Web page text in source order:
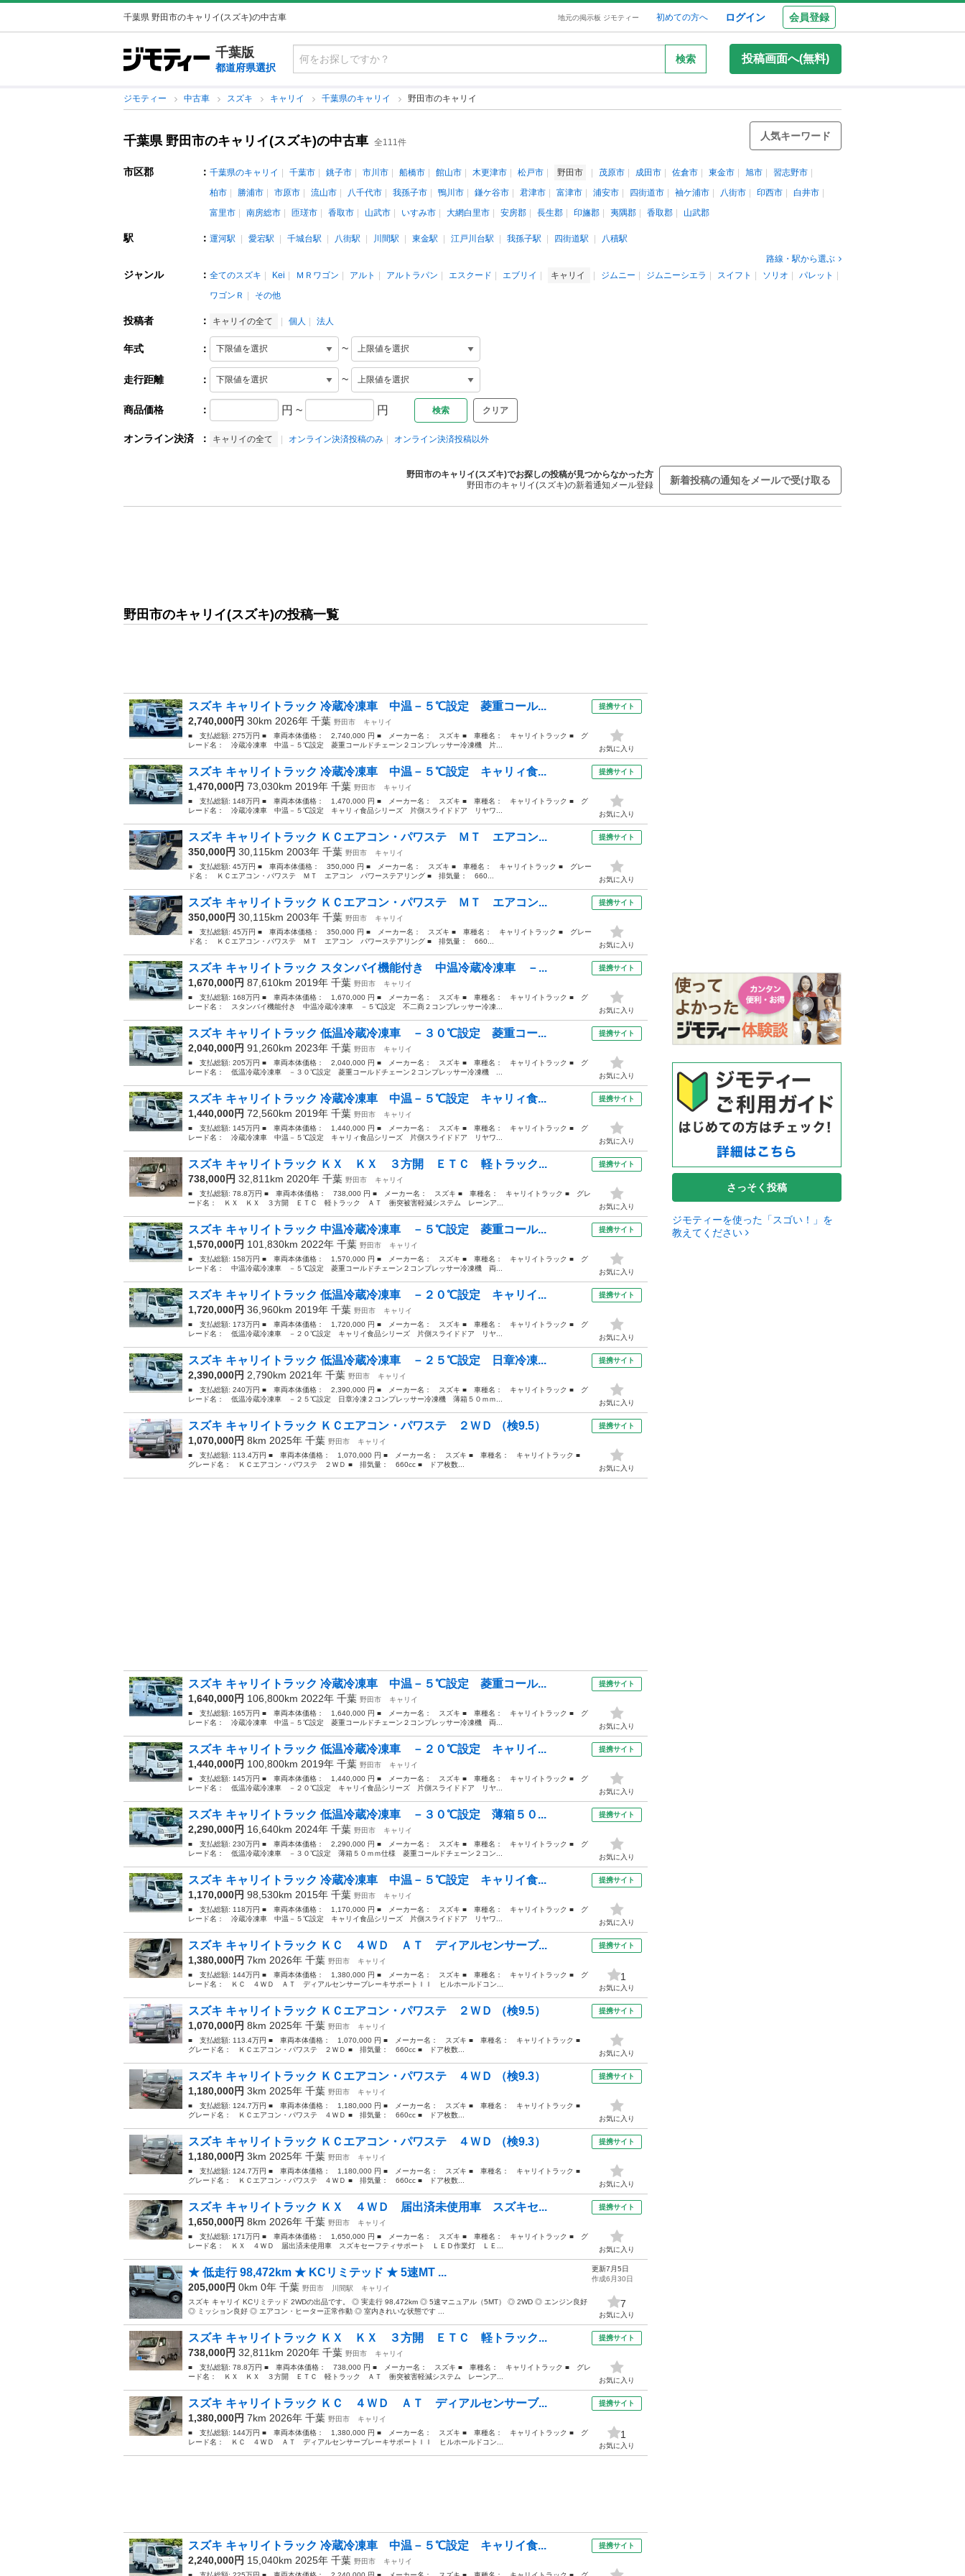
千葉県 野田市のキャリイ(スズキ)の中古車 地元の掲示板 ジモティー 初めての方へ ログイン 会員登録
千葉版
都道府県選択
検索 投稿画面へ(無料)
ジモティー 中古車 スズキ キャリイ 千葉県のキャリイ 野田市のキャリイ
千葉県 野田市のキャリイ(スズキ)の中古車 全111件
人気キーワード
市区郡 ： 千葉県のキャリイ 千葉市 銚子市 市川市 船橋市 館山市 木更津市 松戸市 野田市 茂原市 成田市 佐倉市 東金市 旭市
習志野市
柏市
勝浦市 市原市 流山市 八千代市 我孫子市 鴨川市 鎌ケ谷市 君津市 富津市 浦安市 四街道市 袖ケ浦市 八街市 印西市
白井市
富里市
南房総市 匝瑳市 香取市 山武市 いすみ市 大網白里市 安房郡 長生郡 印旛郡 夷隅郡 香取郡 山武郡
駅 ： 運河駅 愛宕駅 千城台駅 八街駅 川間駅 東金駅 江戸川台駅 我孫子駅 四街道駅
八積駅
路線・駅から選ぶ
ジャンル ： 全てのスズキ Kei ＭＲワゴン アルト アルトラパン エスクード エブリイ キャリイ ジムニー ジムニーシエラ スイフト ソリオ
パレット
ワゴンＲ
その他
投稿者 ： キャリイの全て 個人 法人
年式 ： ~
走行距離 ： ~
商品価格 ： 円 ~ 円 クリア
オンライン決済 ： キャリイの全て オンライン決済投稿のみ オンライン決済投稿以外
野田市のキャリイ(スズキ)でお探しの投稿が見つからなかった方
野田市のキャリイ(スズキ)の新着通知メール登録
新着投稿の通知をメールで受け取る
野田市のキャリイ(スズキ)の投稿一覧
スズキ キャリイトラック 冷蔵冷凍車 中温－５℃設定 菱重コール...
2,740,000円 30km 2026年 千葉 野田市
キャリイ
■ 支払総額: 275万円 ■ 車両本体価格： 2,740,000 円 ■ メーカー名： スズキ ■ 車種名： キャリイトラック ■ グ
レード名： 冷蔵冷凍車 中温－５℃設定 菱重コールドチェーン２コンプレッサー冷凍機 片...
提携サイト
お気に入り
スズキ キャリイトラック 冷蔵冷凍車 中温－５℃設定 キャリィ食...
1,470,000円 73,030km 2019年 千葉 野田市
キャリイ
■ 支払総額: 148万円 ■ 車両本体価格： 1,470,000 円 ■ メーカー名： スズキ ■ 車種名： キャリイトラック ■ グ
レード名： 冷蔵冷凍車 中温－５℃設定 キャリィ食品シリーズ 片側スライドドア リヤワ...
提携サイト
お気に入り
スズキ キャリイトラック ＫＣエアコン・パワステ ＭＴ エアコン...
350,000円 30,115km 2003年 千葉 野田市
キャリイ
■ 支払総額: 45万円 ■ 車両本体価格： 350,000 円 ■ メーカー名： スズキ ■ 車種名： キャリイトラック ■ グレー
ド名： ＫＣエアコン・パワステ ＭＴ エアコン パワーステアリング ■ 排気量： 660...
提携サイト
お気に入り
スズキ キャリイトラック ＫＣエアコン・パワステ ＭＴ エアコン...
350,000円 30,115km 2003年 千葉 野田市
キャリイ
■ 支払総額: 45万円 ■ 車両本体価格： 350,000 円 ■ メーカー名： スズキ ■ 車種名： キャリイトラック ■ グレー
ド名： ＫＣエアコン・パワステ ＭＴ エアコン パワーステアリング ■ 排気量： 660...
提携サイト
お気に入り
スズキ キャリイトラック スタンバイ機能付き 中温冷蔵冷凍車 －...
1,670,000円 87,610km 2019年 千葉 野田市
キャリイ
■ 支払総額: 168万円 ■ 車両本体価格： 1,670,000 円 ■ メーカー名： スズキ ■ 車種名： キャリイトラック ■ グ
レード名： スタンバイ機能付き 中温冷蔵冷凍車 －５℃設定 不二商２コンプレッサー冷凍...
提携サイト
お気に入り
スズキ キャリイトラック 低温冷蔵冷凍車 －３０℃設定 菱重コー...
2,040,000円 91,260km 2023年 千葉 野田市
キャリイ
■ 支払総額: 205万円 ■ 車両本体価格： 2,040,000 円 ■ メーカー名： スズキ ■ 車種名： キャリイトラック ■ グ
レード名： 低温冷蔵冷凍車 －３０℃設定 菱重コールドチェーン２コンプレッサー冷凍機 ...
提携サイト
お気に入り
スズキ キャリイトラック 冷蔵冷凍車 中温－５℃設定 キャリィ食...
1,440,000円 72,560km 2019年 千葉 野田市
キャリイ
■ 支払総額: 145万円 ■ 車両本体価格： 1,440,000 円 ■ メーカー名： スズキ ■ 車種名： キャリイトラック ■ グ
レード名： 冷蔵冷凍車 中温－５℃設定 キャリィ食品シリーズ 片側スライドドア リヤワ...
提携サイト
お気に入り
スズキ キャリイトラック ＫＸ ＫＸ ３方開 ＥＴＣ 軽トラック...
738,000円 32,811km 2020年 千葉 野田市
キャリイ
■ 支払総額: 78.8万円 ■ 車両本体価格： 738,000 円 ■ メーカー名： スズキ ■ 車種名： キャリイトラック ■ グレ
ード名： ＫＸ ＫＸ ３方開 ＥＴＣ 軽トラック ＡＴ 衝突被害軽減システム レーンア...
提携サイト
お気に入り
スズキ キャリイトラック 中温冷蔵冷凍車 －５℃設定 菱重コール...
1,570,000円 101,830km 2022年 千葉 野田市
キャリイ
■ 支払総額: 158万円 ■ 車両本体価格： 1,570,000 円 ■ メーカー名： スズキ ■ 車種名： キャリイトラック ■ グ
レード名： 中温冷蔵冷凍車 －５℃設定 菱重コールドチェーン２コンプレッサー冷凍機 両...
提携サイト
お気に入り
スズキ キャリイトラック 低温冷蔵冷凍車 －２０℃設定 キャリイ...
1,720,000円 36,960km 2019年 千葉 野田市
キャリイ
■ 支払総額: 173万円 ■ 車両本体価格： 1,720,000 円 ■ メーカー名： スズキ ■ 車種名： キャリイトラック ■ グ
レード名： 低温冷蔵冷凍車 －２０℃設定 キャリイ食品シリーズ 片側スライドドア リヤ...
提携サイト
お気に入り
スズキ キャリイトラック 低温冷蔵冷凍車 －２５℃設定 日章冷凍...
2,390,000円 2,790km 2021年 千葉 野田市
キャリイ
■ 支払総額: 240万円 ■ 車両本体価格： 2,390,000 円 ■ メーカー名： スズキ ■ 車種名： キャリイトラック ■ グ
レード名： 低温冷蔵冷凍車 －２５℃設定 日章冷凍２コンプレッサー冷凍機 薄箱５０ｍｍ...
提携サイト
お気に入り
スズキ キャリイトラック ＫＣエアコン・パワステ ２ＷＤ （検9.5）
1,070,000円 8km 2025年 千葉 野田市
キャリイ
■ 支払総額: 113.4万円 ■ 車両本体価格： 1,070,000 円 ■ メーカー名： スズキ ■ 車種名： キャリイトラック ■
グレード名： ＫＣエアコン・パワステ ２ＷＤ ■ 排気量： 660cc ■ ドア枚数...
提携サイト
お気に入り
スズキ キャリイトラック 冷蔵冷凍車 中温－５℃設定 菱重コール...
1,640,000円 106,800km 2022年 千葉 野田市
キャリイ
■ 支払総額: 165万円 ■ 車両本体価格： 1,640,000 円 ■ メーカー名： スズキ ■ 車種名： キャリイトラック ■ グ
レード名： 冷蔵冷凍車 中温－５℃設定 菱重コールドチェーン２コンプレッサー冷凍機 両...
提携サイト
お気に入り
スズキ キャリイトラック 低温冷蔵冷凍車 －２０℃設定 キャリイ...
1,440,000円 100,800km 2019年 千葉 野田市
キャリイ
■ 支払総額: 145万円 ■ 車両本体価格： 1,440,000 円 ■ メーカー名： スズキ ■ 車種名： キャリイトラック ■ グ
レード名： 低温冷蔵冷凍車 －２０℃設定 キャリイ食品シリーズ 片側スライドドア リヤ...
提携サイト
お気に入り
スズキ キャリイトラック 低温冷蔵冷凍車 －３０℃設定 薄箱５０...
2,290,000円 16,640km 2024年 千葉 野田市
キャリイ
■ 支払総額: 230万円 ■ 車両本体価格： 2,290,000 円 ■ メーカー名： スズキ ■ 車種名： キャリイトラック ■ グ
レード名： 低温冷蔵冷凍車 －３０℃設定 薄箱５０ｍｍ仕様 菱重コールドチェーン２コン...
提携サイト
お気に入り
スズキ キャリイトラック 冷蔵冷凍車 中温－５℃設定 キャリイ食...
1,170,000円 98,530km 2015年 千葉 野田市
キャリイ
■ 支払総額: 118万円 ■ 車両本体価格： 1,170,000 円 ■ メーカー名： スズキ ■ 車種名： キャリイトラック ■ グ
レード名： 冷蔵冷凍車 中温－５℃設定 キャリイ食品シリーズ 片側スライドドア リヤワ...
提携サイト
お気に入り
スズキ キャリイトラック ＫＣ ４ＷＤ ＡＴ ディアルセンサーブ...
1,380,000円 7km 2026年 千葉 野田市
キャリイ
■ 支払総額: 144万円 ■ 車両本体価格： 1,380,000 円 ■ メーカー名： スズキ ■ 車種名： キャリイトラック ■ グ
レード名： ＫＣ ４ＷＤ ＡＴ ディアルセンサーブレーキサポートＩＩ ヒルホールドコン...
提携サイト
1
お気に入り
スズキ キャリイトラック ＫＣエアコン・パワステ ２ＷＤ （検9.5）
1,070,000円 8km 2025年 千葉 野田市
キャリイ
■ 支払総額: 113.4万円 ■ 車両本体価格： 1,070,000 円 ■ メーカー名： スズキ ■ 車種名： キャリイトラック ■
グレード名： ＫＣエアコン・パワステ ２ＷＤ ■ 排気量： 660cc ■ ドア枚数...
提携サイト
お気に入り
スズキ キャリイトラック ＫＣエアコン・パワステ ４ＷＤ （検9.3）
1,180,000円 3km 2025年 千葉 野田市
キャリイ
■ 支払総額: 124.7万円 ■ 車両本体価格： 1,180,000 円 ■ メーカー名： スズキ ■ 車種名： キャリイトラック ■
グレード名： ＫＣエアコン・パワステ ４ＷＤ ■ 排気量： 660cc ■ ドア枚数...
提携サイト
お気に入り
スズキ キャリイトラック ＫＣエアコン・パワステ ４ＷＤ （検9.3）
1,180,000円 3km 2025年 千葉 野田市
キャリイ
■ 支払総額: 124.7万円 ■ 車両本体価格： 1,180,000 円 ■ メーカー名： スズキ ■ 車種名： キャリイトラック ■
グレード名： ＫＣエアコン・パワステ ４ＷＤ ■ 排気量： 660cc ■ ドア枚数...
提携サイト
お気に入り
スズキ キャリイトラック ＫＸ ４ＷＤ 届出済未使用車 スズキセ...
1,650,000円 8km 2026年 千葉 野田市
キャリイ
■ 支払総額: 171万円 ■ 車両本体価格： 1,650,000 円 ■ メーカー名： スズキ ■ 車種名： キャリイトラック ■ グ
レード名： ＫＸ ４ＷＤ 届出済未使用車 スズキセーフティサポート ＬＥＤ作業灯 ＬＥ...
提携サイト
お気に入り
★ 低走行 98,472km ★ KCリミテッド ★ 5速MT ...
205,000円 0km 0年 千葉 野田市 川間駅
キャリイ
スズキ キャリイ KCリミテッド 2WDの出品です。 ◎ 実走行 98,472km ◎ 5速マニュアル（5MT） ◎ 2WD ◎ エンジン良好
◎ ミッション良好 ◎ エアコン・ヒーター正常作動 ◎ 室内きれいな状態です ...
更新7月5日
作成6月30日
7
お気に入り
スズキ キャリイトラック ＫＸ ＫＸ ３方開 ＥＴＣ 軽トラック...
738,000円 32,811km 2020年 千葉 野田市
キャリイ
■ 支払総額: 78.8万円 ■ 車両本体価格： 738,000 円 ■ メーカー名： スズキ ■ 車種名： キャリイトラック ■ グレ
ード名： ＫＸ ＫＸ ３方開 ＥＴＣ 軽トラック ＡＴ 衝突被害軽減システム レーンア...
提携サイト
お気に入り
スズキ キャリイトラック ＫＣ ４ＷＤ ＡＴ ディアルセンサーブ...
1,380,000円 7km 2026年 千葉 野田市
キャリイ
■ 支払総額: 144万円 ■ 車両本体価格： 1,380,000 円 ■ メーカー名： スズキ ■ 車種名： キャリイトラック ■ グ
レード名： ＫＣ ４ＷＤ ＡＴ ディアルセンサーブレーキサポートＩＩ ヒルホールドコン...
提携サイト
1
お気に入り
スズキ キャリイトラック 冷蔵冷凍車 中温－５℃設定 キャリイ食...
2,240,000円 15,040km 2025年 千葉 野田市
キャリイ
提携サイト
さっそく投稿
ジモティーを使った「スゴい！」を
教えてください